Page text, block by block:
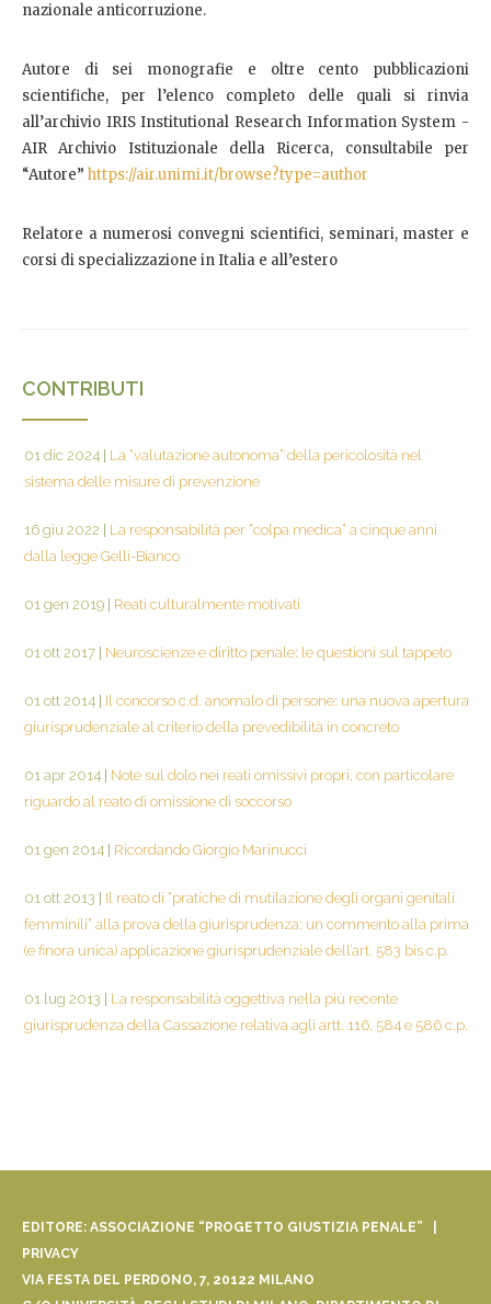
nazionale anticorruzione.
Autore di sei monografie e oltre cento pubblicazioni
scientifiche, per l’elenco completo delle quali si rinvia
all’archivio IRIS Institutional Research Information System -
AIR Archivio Istituzionale della Ricerca, consultabile per
“Autore” https://air.unimi.it/browse?type=author
Relatore a numerosi convegni scientifici, seminari, master e
corsi di specializzazione in Italia e all’estero
CONTRIBUTI
01 dic 2024
La “valutazione autonoma” della pericolosità nel
sistema delle misure di prevenzione
16 giu 2022
La responsabilità per “colpa medica” a cinque anni
dalla legge Gelli-Bianco
01 gen 2019 Reati culturalmente motivati
01 ott 2017 Neuroscienze e diritto penale: le questioni sul tappeto
01 ott 2014
Il concorso c.d. anomalo di persone: una nuova apertura
giurisprudenziale al criterio della prevedibilità in concreto
01 apr 2014
Note sul dolo nei reati omissivi propri, con particolare
riguardo al reato di omissione di soccorso
01 gen 2014 Ricordando Giorgio Marinucci
01 ott 2013
Il reato di “pratiche di mutilazione degli organi genitali
femminili” alla prova della giurisprudenza: un commento alla prima
(e finora unica) applicazione giurisprudenziale dell’art. 583 bis c.p.
01 lug 2013
La responsabilità oggettiva nella più recente
giurisprudenza della Cassazione relativa agli artt. 116, 584 e 586 c.p.
EDITORE: ASSOCIAZIONE “PROGETTO GIUSTIZIA PENALE” |
PRIVACY
VIA FESTA DEL PERDONO, 7, 20122 MILANO